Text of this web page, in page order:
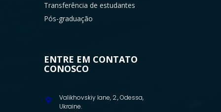
Transferência de estudantes
Pós-graduação
ENTRE EM CONTATO
CONOSCO
Valikhovskiy lane, 2., Odessa,
Ukraine.